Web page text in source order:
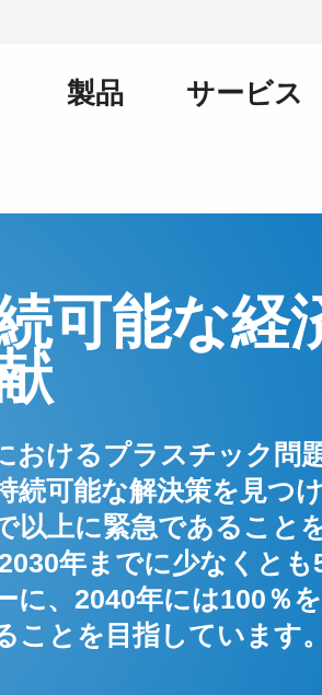
Main
製品 サービス
可能な経
おけるプラスチック問
続可能な解決策を見つ
以上に緊急であること
年までに少なくとも
に、2040年には100％
ことを目指しています。